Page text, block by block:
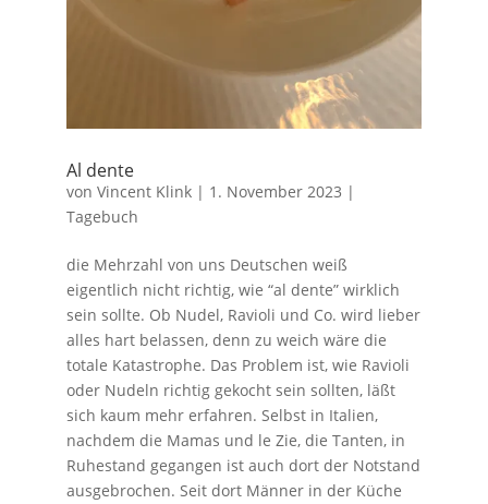
Al dente
von Vincent Klink| 1. November 2023 |
Tagebuch
die Mehrzahl von uns Deutschen weiß
eigentlich nicht richtig, wie “al dente” wirklich
sein sollte. Ob Nudel, Ravioli und Co. wird lieber
alles hart belassen, denn zu weich wäre die
totale Katastrophe. Das Problem ist, wie Ravioli
oder Nudeln richtig gekocht sein sollten, läßt
sich kaum mehr erfahren. Selbst in Italien,
nachdem die Mamas und le Zie, die Tanten, in
Ruhestand gegangen ist auch dort der Notstand
ausgebrochen. Seit dort Männer in der Küche